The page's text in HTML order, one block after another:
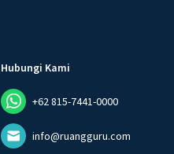
Hubungi Kami
+62 815-7441-0000
info@ruangguru.com